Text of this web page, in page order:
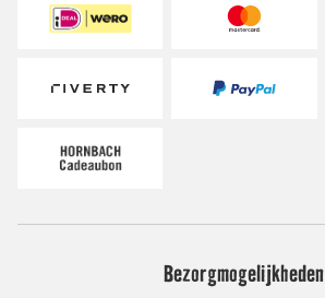
Bezorgmogelijkheden